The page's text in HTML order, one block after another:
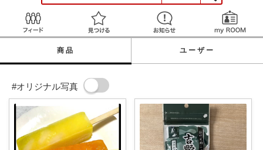
見つける お知らせ
商品 ユーザー
#オリジナル写真